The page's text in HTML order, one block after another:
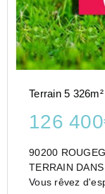
Terrain 5
126
90200 ROUGEGOUTTE PLUS
TERRAIN
Vous rêvez